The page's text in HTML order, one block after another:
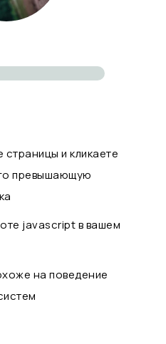
и кликаете
превышающую
javascript в вашем
на поведение